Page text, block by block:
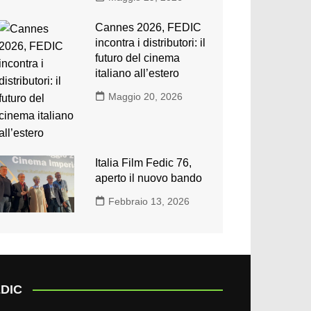
Cannes 2026, FEDIC
incontra i distributori: il
futuro del cinema
italiano all’estero
Maggio 20, 2026
Italia Film Fedic 76,
aperto il nuovo bando
Febbraio 13, 2026